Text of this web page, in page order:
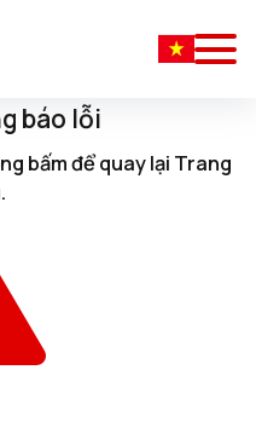
báo lỗi
bấmđể quay lại Trang
.